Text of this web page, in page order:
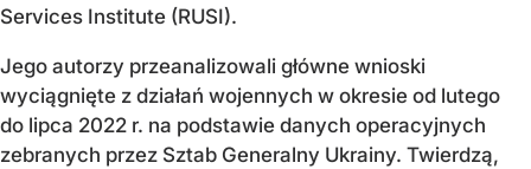
Services Institute (RUSI).
Jego autorzy przeanalizowali główne wnioski
wyciągnięte z działań wojennych w okresie od lutego
do lipca 2022 r. na podstawie danych operacyjnych
zebranych przez Sztab Generalny Ukrainy. Twierdzą,